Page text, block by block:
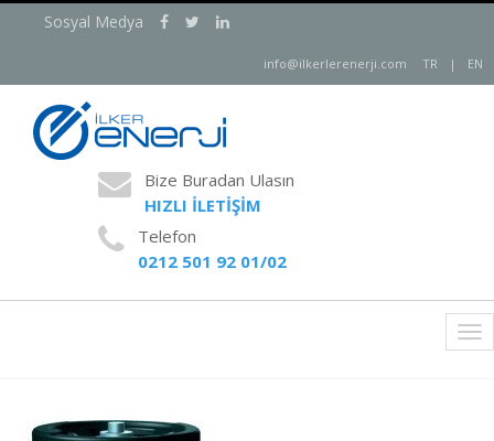
Sosyal Medya
info@ilkerlerenerji.com TR | EN
Bize Buradan Ulasın
HIZLI İLETİŞİM
Telefon
0212 501 92 01/02